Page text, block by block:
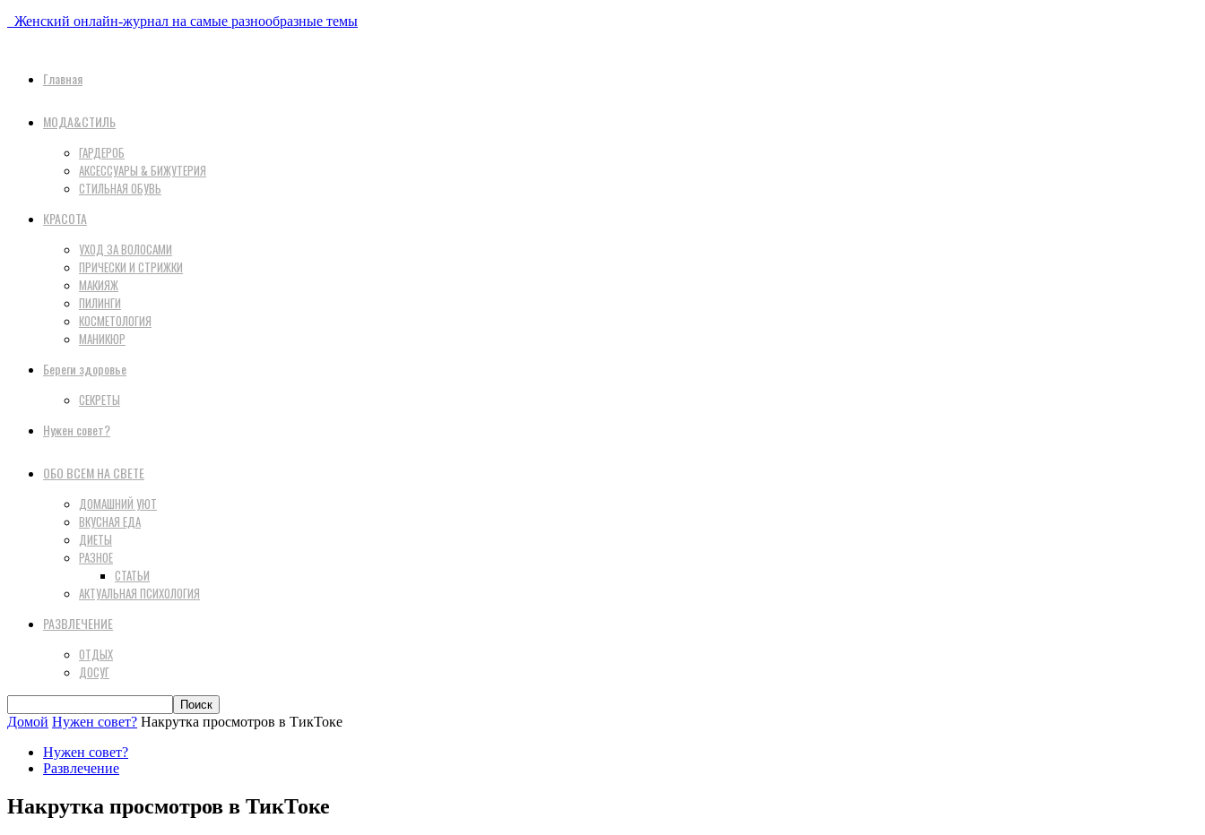
Женский онлайн-журнал на самые разнообразные темы
Главная
МОДА&СТИЛЬ
ГАРДЕРОБ
АКСЕССУАРЫ & БИЖУТЕРИЯ
СТИЛЬНАЯ ОБУВЬ
КРАСОТА
УХОД ЗА ВОЛОСАМИ
ПРИЧЕСКИ И СТРИЖКИ
МАКИЯЖ
ПИЛИНГИ
КОСМЕТОЛОГИЯ
МАНИКЮР
Береги здоровье
СЕКРЕТЫ
Нужен совет?
ОБО ВСЕМ НА СВЕТЕ
ДОМАШНИЙ УЮТ
ВКУСНАЯ ЕДА
ДИЕТЫ
РАЗНОЕ
СТАТЬИ
АКТУАЛЬНАЯ ПСИХОЛОГИЯ
РАЗВЛЕЧЕНИЕ
ОТДЫХ
ДОСУГ
Домой Нужен совет? Накрутка просмотров в ТикТоке
Нужен совет?
Развлечение
Накрутка просмотров в ТикТоке